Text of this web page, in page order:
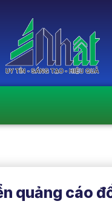
quảng cáo